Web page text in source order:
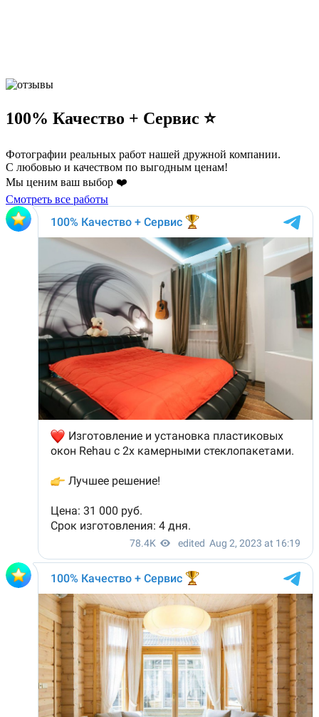
100% Качество + Сервис ⭐️
Фотографии реальных работ нашей дружной компании.
С любовью и качеством по выгодным ценам!
Мы ценим ваш выбор ❤️
Смотреть все работы